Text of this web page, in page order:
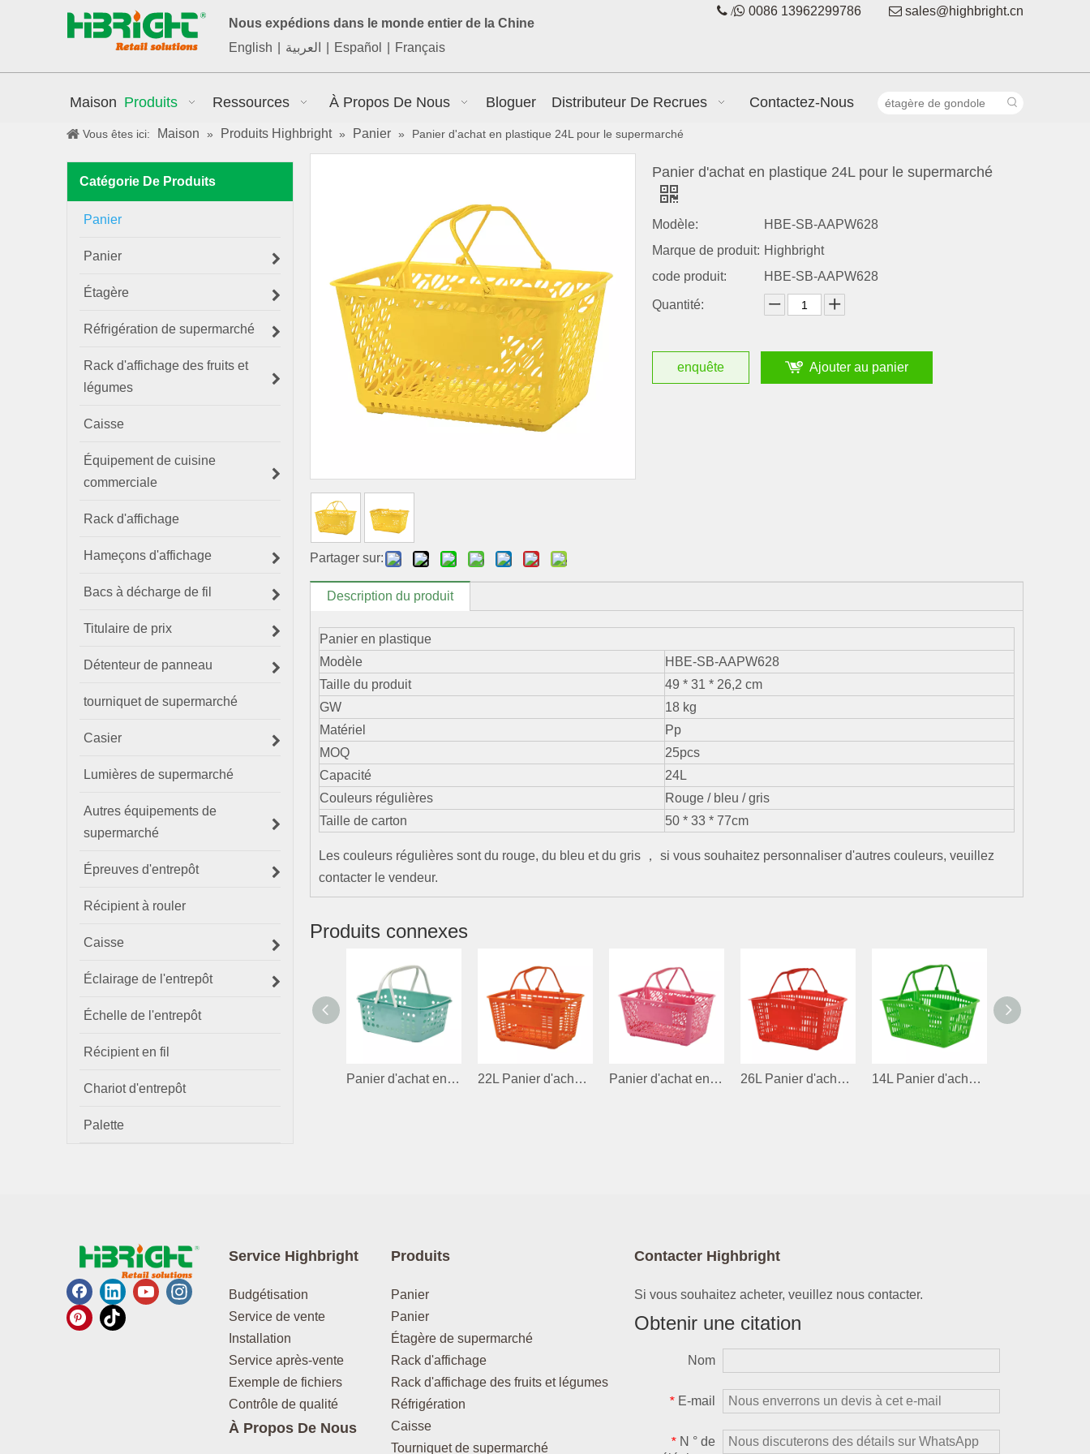
Nous expédions dans le monde entier de la Chine
English
العربية Español Français
 / 0086 13962299786  sales@highbright.cn
Maison Produits Ressources À Propos De Nous Bloguer Distributeur De Recrues Contactez-Nous
Vous êtes ici: Maison » Produits Highbright » Panier » Panier d'achat en plastique 24L pour le supermarché
Catégorie De Produits
Panier
Panier
Étagère
Réfrigération de supermarché
Rack d'affichage des fruits et
légumes
Caisse
Équipement de cuisine
commerciale
Rack d'affichage
Hameçons d'affichage
Bacs à décharge de fil
Titulaire de prix
Détenteur de panneau
tourniquet de supermarché
Casier
Lumières de supermarché
Autres équipements de
supermarché
Épreuves d'entrepôt
Récipient à rouler
Caisse
Éclairage de l'entrepôt
Échelle de l'entrepôt
Récipient en fil
Chariot d'entrepôt
Palette
Partager sur:
Panier d'achat en plastique 24L pour le supermarché
Modèle:
HBE-SB-AAPW628
Marque de produit: Highbright
code produit:
HBE-SB-AAPW628
Quantité:
enquête Ajouter au panier
Description du produit
Panier en plastique
Modèle
HBE-SB-AAPW628
Taille du produit
49 * 31 * 26,2 cm
GW
18 kg
Matériel
Pp
MOQ
25pcs
Capacité
24L
Couleurs régulières
Rouge / bleu / gris
Taille de carton
50 * 33 * 77cm
Les couleurs régulières sont du rouge, du bleu et du gris ， si vous souhaitez personnaliser d'autres couleurs, veuillez
contacter le vendeur.
Produits connexes
Panier d'achat en plastique de 10,5 L pour la boutique 22L Panier d'achat en plastique pour le supermarché Panier d'achat en plastique 18L pour dépanneur 26L Panier d'achat en plastique pour supermarché 14L Panier d'achat en plastique pour l'épicerie
Service Highbright
Budgétisation
Service de vente
Installation
Service après-vente
Exemple de fichiers
Contrôle de qualité
À Propos De Nous
Produits
Panier
Panier
Étagère de supermarché
Rack d'affichage
Rack d'affichage des fruits et légumes
Réfrigération
Caisse
Tourniquet de supermarché
Contacter Highbright
Si vous souhaitez acheter, veuillez nous contacter.
Obtenir une citation
Nom
* E-mail
* N ° de